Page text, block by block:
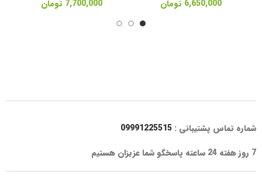
6,650,000 تومان 7,700,000 تومان
شماره تماس پشتیبانی : 09991225515
7 روز هفته 24 ساعته پاسخگو شما عزیزان هستیم